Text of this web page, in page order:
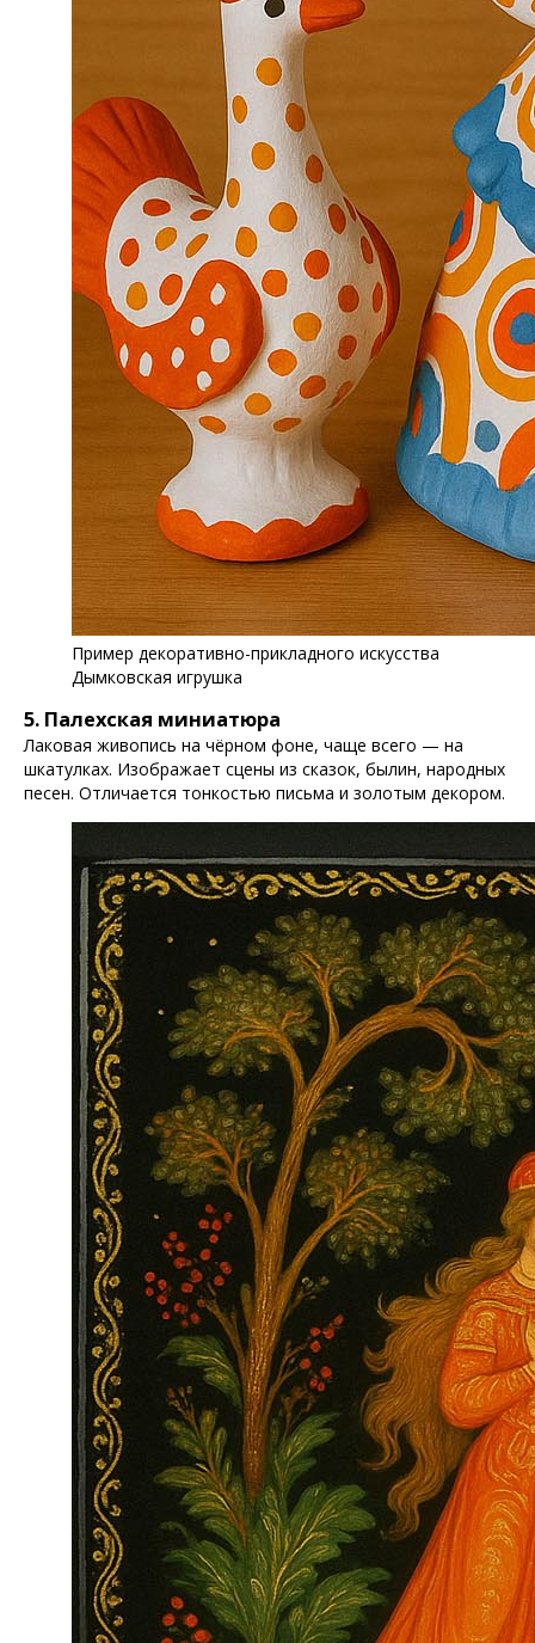
Пример декоративно-прикладного искусства
Дымковская игрушка
5. Палехская миниатюра
Лаковая живопись на чёрном фоне, чаще всего — на
шкатулках. Изображает сцены из сказок, былин, народных
песен. Отличается тонкостью письма и золотым декором.